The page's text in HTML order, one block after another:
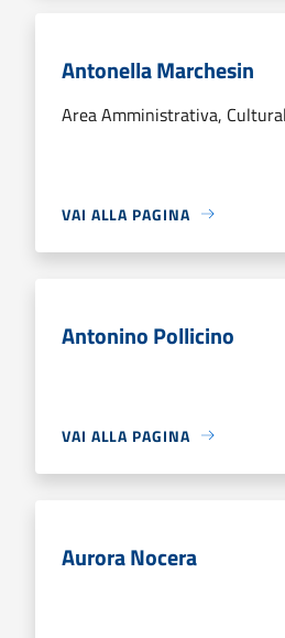
Antonella Marchesin
Area Amministrativa,
VAI ALLA PAGINA
Antonino Pollicino
VAI ALLA PAGINA
Aurora Nocera